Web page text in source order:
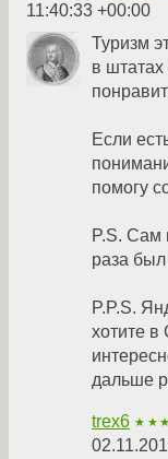
11:40:33 +00:00
Туризм
в штатах
Если
помогу
P.S. Сам
раза
P.P.S.
хотите в
дальше
trex6